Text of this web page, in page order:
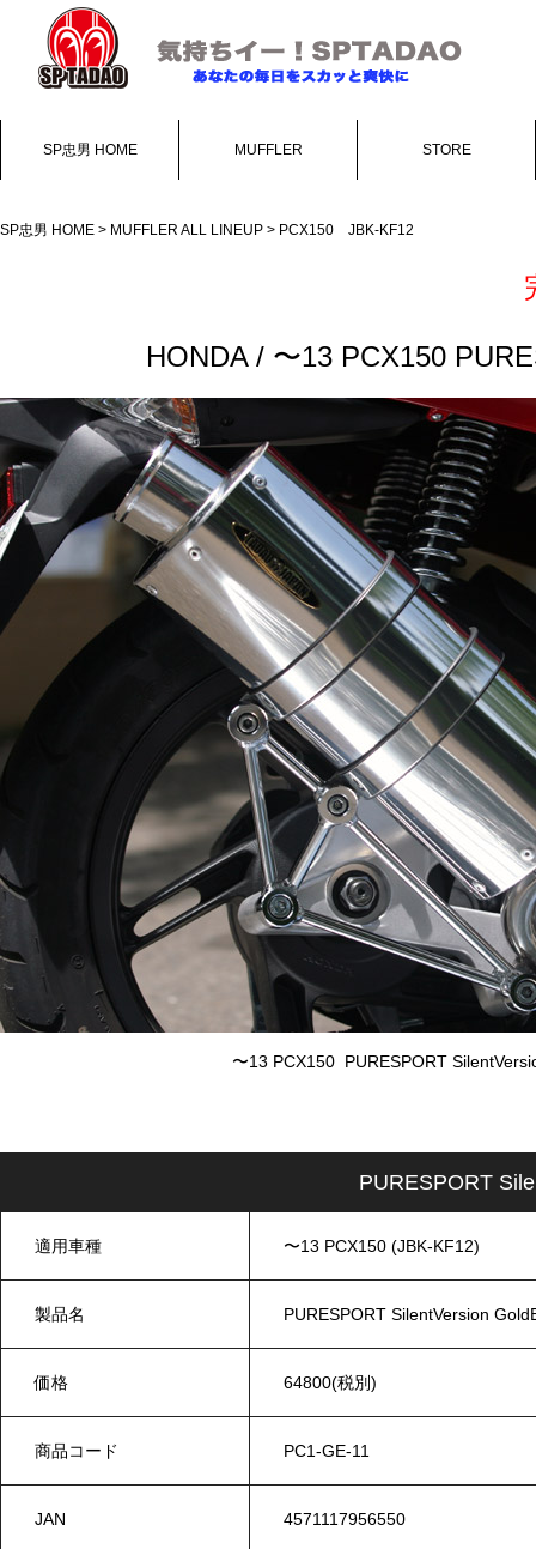
SP忠男 HOME MUFFLER STORE
SP忠男 HOME > MUFFLER ALL LINEUP > PCX150 JBK-KF12
HONDA / 〜13 PCX150
〜13 PCX150 PURESPORT
PURESPORT
適用車種 〜13 PCX150 (JBK-KF12)
製品名 PURESPORT SilentVersion
価格 64800(税別)
商品コード PC1-GE-11
JAN 4571117956550